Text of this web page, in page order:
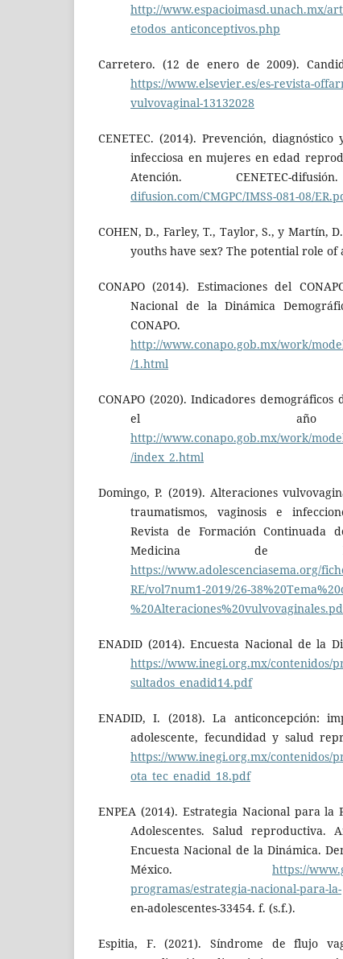
http://www.espacioimasd.unach.mx/
etodos_anticonceptivos.php
Carretero. (12 de enero de 2009).
https://www.elsevier.es/es-revista-
vulvovaginal-13132028
CENETEC. (2014). Prevención,
infecciosa en mujeres en edad
Atención. CENETEC-
difusion.com/CMGPC/IMSS-081-08/
COHEN, D., Farley, T., Taylor, S., y Martín,
youths have sex? The potential role of
CONAPO (2014). Estimaciones del
Nacional de la Dinámica
CONAPO.
http://www.conapo.gob.mx/work/
/1.html
CONAPO (2020). Indicadores
el año
http://www.conapo.gob.mx/work/
/index_2.html
Domingo, P. (2019). Alteraciones
traumatismos, vaginosis e
Revista de Formación Continuada
Medicina de la
https://www.adolescenciasema.org/
RE/vol7num1-2019/26-
ENADID (2014). Encuesta Nacional de la
https://www.inegi.org.mx/contenidos/
sultados_enadid14.pdf
ENADID, I. (2018). La anticoncepción:
adolescente, fecundidad y salud
https://www.inegi.org.mx/contenidos/
ota_tec_enadid_18.pdf
ENPEA (2014). Estrategia Nacional para
Adolescentes. Salud reproductiva.
Encuesta Nacional de la Dinámica.
México. https://
programas/estrategia-nacional-para-la-
en-adolescentes-33454. f. (s.f.).
Espitia, F. (2021). Síndrome de flujo